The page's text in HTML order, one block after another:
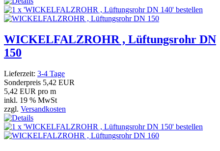
WICKELFALZROHR , Lüftungsrohr DN
150
Lieferzeit: 3-4 Tage
Sonderpreis 5,42 EUR
5,42 EUR pro m
inkl. 19 % MwSt
zzgl. Versandkosten